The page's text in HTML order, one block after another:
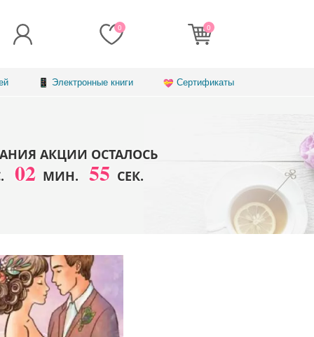
0 0
Электронные книги Сертификаты
АКЦИИ ОСТАЛОСЬ
02 МИН. 51 СЕК.